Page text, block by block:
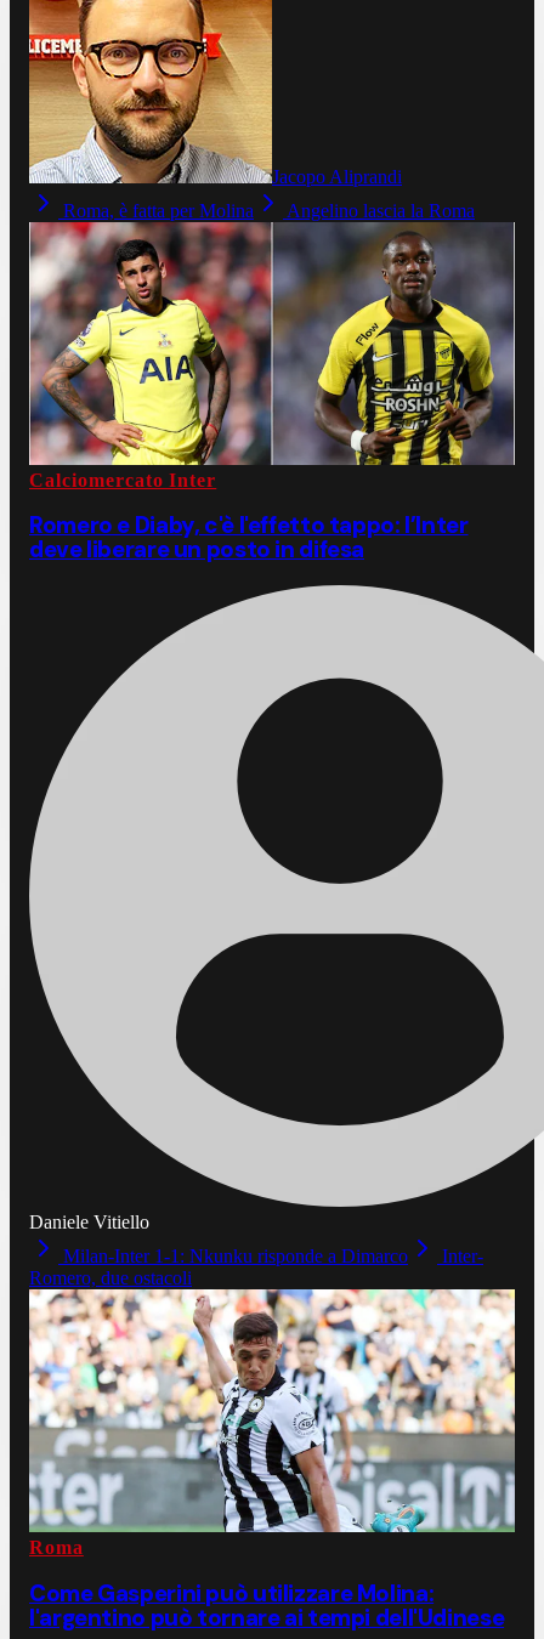
Jacopo Aliprandi
Roma, è fatta per Molina
Angelino lascia la Roma
Calciomercato Inter
Romero e Diaby, c'è l'effetto tappo: l’Inter
deve liberare un posto in difesa
Daniele Vitiello
Milan-Inter 1-1: Nkunku risponde a Dimarco
Inter-
Romero, due ostacoli
Roma
Come Gasperini può utilizzare Molina:
l'argentino può tornare ai tempi dell'Udinese